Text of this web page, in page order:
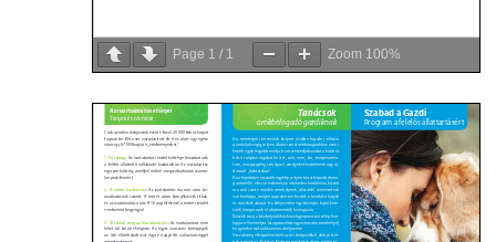
Page 1 / 1 Zoom 100%